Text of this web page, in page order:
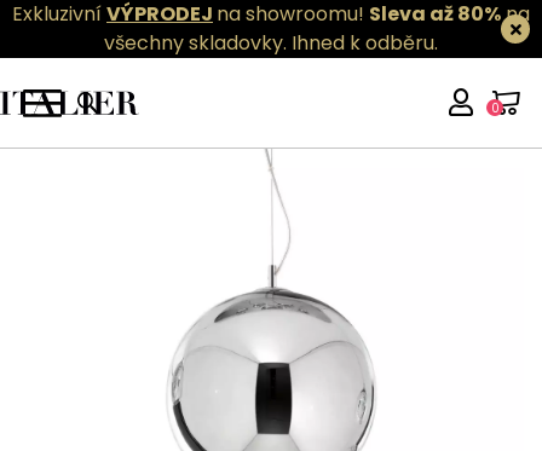
ExkluzivníVÝPRODEJ na showroomu! Sleva až 80%na
všechny skladovky. Ihned k odběru.
0